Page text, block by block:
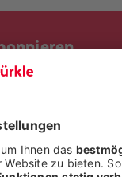
möchten wir
KUNDE